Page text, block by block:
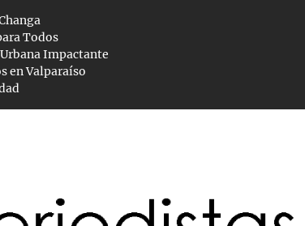
Todos
Impactante
en Valparaíso